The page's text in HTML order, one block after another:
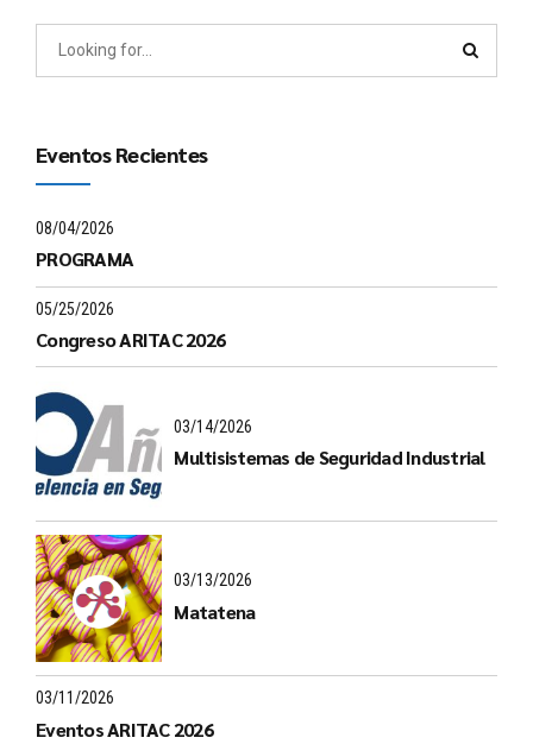
Eventos Recientes
08/04/2026
PROGRAMA
05/25/2026
Congreso ARITAC 2026
03/14/2026
Multisistemas de Seguridad Industrial
03/13/2026
Matatena
03/11/2026
Eventos ARITAC 2026